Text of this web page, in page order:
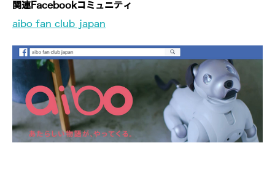
関連Facebookコミュニティ
aibo fan club japan